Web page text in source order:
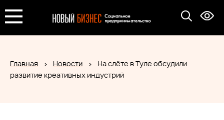
Главная Новости
На слёте в Туле обсудили
развитие креативных индустрий